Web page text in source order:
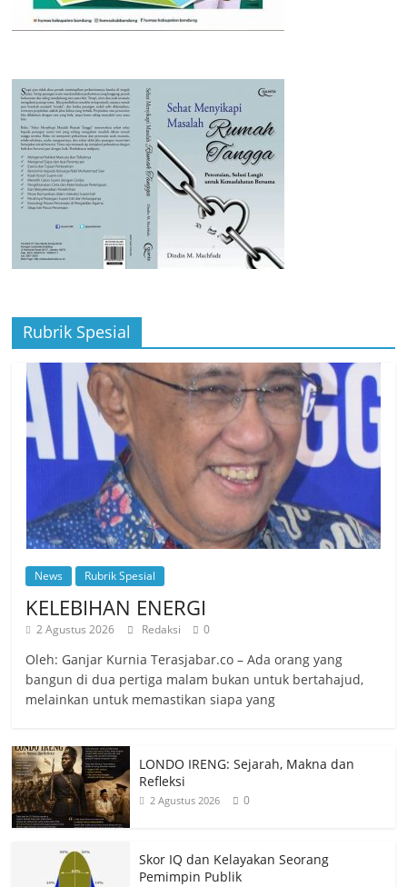
Rubrik Spesial
News Rubrik Spesial
KELEBIHAN ENERGI
2 Agustus 2026 Redaksi 0
Oleh: Ganjar Kurnia Terasjabar.co – Ada orang yang
bangun di dua pertiga malam bukan untuk bertahajud,
melainkan untuk memastikan siapa yang
LONDO IRENG: Sejarah, Makna dan
Refleksi
2 Agustus 2026 0
Skor IQ dan Kelayakan Seorang
Pemimpin Publik